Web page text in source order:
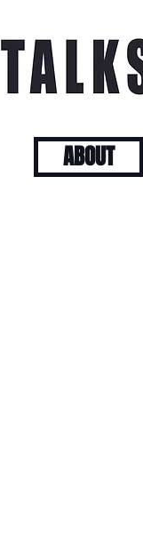
ABOUT